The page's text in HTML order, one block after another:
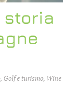
storia
, Golf e turismo, Wine